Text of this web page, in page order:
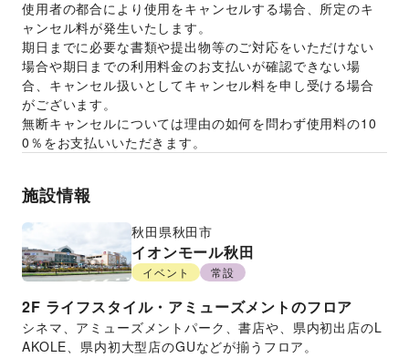
使用者の都合により使用をキャンセルする場合、所定のキ
ャンセル料が発生いたします。
期日までに必要な書類や提出物等のご対応をいただけない
場合や期日までの利用料金のお支払いが確認できない場
合、キャンセル扱いとしてキャンセル料を申し受ける場合
がございます。
無断キャンセルについては理由の如何を問わず使用料の10
0％をお支払いいただきます。
施設情報
秋田県秋田市
イオンモール秋田
イベント 常設
2F ライフスタイル・アミューズメントのフロア
シネマ、アミューズメントパーク、書店や、県内初出店のL
AKOLE、県内初大型店のGUなどが揃うフロア。